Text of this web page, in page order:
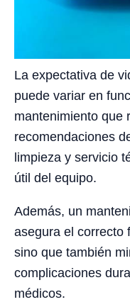
La expectativa de
puede variar en
mantenimiento que
recomendaciones
limpieza y servicio
útil del equipo.
Además, un
asegura el correcto
sino que también
complicaciones
médicos.